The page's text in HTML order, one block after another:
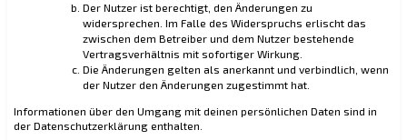
Der Nutzer ist berechtigt, den Änderungen zu
widersprechen. Im Falle des Widerspruchs erlischt das
zwischen dem Betreiber und dem Nutzer bestehende
Vertragsverhältnis mit sofortiger Wirkung.
Die Änderungen gelten als anerkannt und verbindlich, wenn
der Nutzer den Änderungen zugestimmt hat.
Informationen über den Umgang mit deinen persönlichen Daten sind in
der Datenschutzerklärung enthalten.